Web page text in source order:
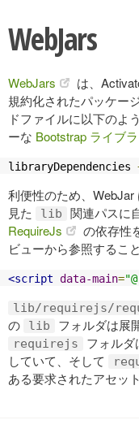
WebJars
WebJars
は、
規約化されたパッケー
ドファイルに以下のよ
ーな Bootstrap ライブラ
libraryDependencies
利便性のため、
見た
lib
関連パスに
RequireJs
の依存性
ビューから参照するこ
<script data-main=
lib/requirejs/
の
lib フォルダは展
requirejs
フォル
していて、そして
ある要求されたアセッ